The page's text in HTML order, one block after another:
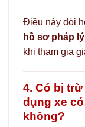
Điều này đòi
hồ sơ pháp
khi tham gia
4. Có bị
dụng xe
không?